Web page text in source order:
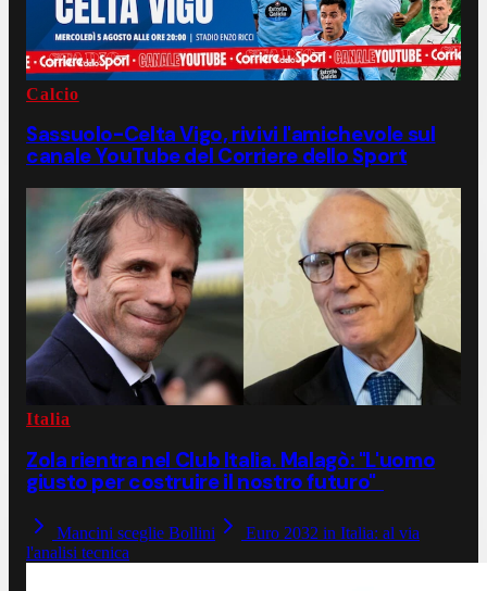
Calcio
Sassuolo-Celta Vigo, rivivi l'amichevole sul
canale YouTube del Corriere dello Sport
Italia
Zola rientra nel Club Italia. Malagò: "L'uomo
giusto per costruire il nostro futuro"
Mancini sceglie Bollini
Euro 2032 in Italia: al via
l'analisi tecnica